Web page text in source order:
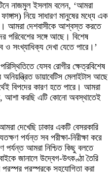
নাজমুল ইসলাম বলেন, ‘আমরা
নিয়ে সাধারণ মানুষের মধ্যে এক
আমরা দেশবাসীকে আশ্বস্ত করতে
পরিবেশের সঙ্গে আছে। বিশেষ
ও সংখ্যাধিক্য দেখা যেতে পারে।’
যেসব রোগীর ক্ষেত্রবিশেষ
ডায়াবেটিস মেলাইটাস আছে
বিপদের কারণ হতে পারে। আমরা
আশা করছি এটি কোনো অবস্থাতেই
দেখেছি ঢাকার একটি বেসরকারি
পর্যন্ত সব পরীক্ষা-নিরীক্ষা করে
পর্যন্ত আমরা নিশ্চিত কিছু বলতে
জানালে উদ্বেগ-উৎকণ্ঠা তৈরি
পরস্পর পরস্পরকে সহযোগিতা করা